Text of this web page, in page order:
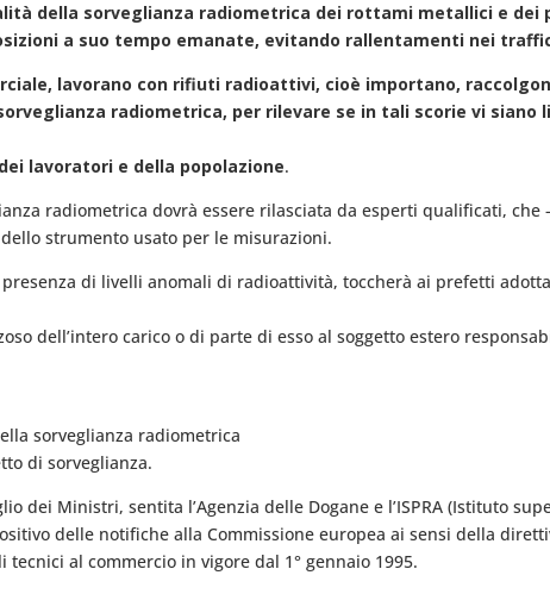
della sorveglianza radiometrica dei rottami metallici e
a suo tempo emanate, evitando rallentamenti nei
lavorano con rifiuti radioattivi, cioè importano,
radiometrica, per rilevare se in tali scorie vi siano
lavoratori e della popolazione.
radiometrica dovrà essere rilasciata da esperti qualificati, che
strumento usato per le misurazioni.
di livelli anomali di radioattività, toccherà ai prefetti
dell’intero carico o di parte di esso al soggetto estero
sorveglianza radiometrica
di sorveglianza.
dei Ministri, sentita l’Agenzia delle Dogane e l’ISPRA (Istituto
delle notifiche alla Commissione europea ai sensi della
tecnici al commercio in vigore dal 1° gennaio 1995.